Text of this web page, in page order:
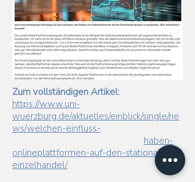
Zum vollständigen Artikel:
https://www.uni-
wuerzburg.de/aktuelles/einblick/single/ne
ws/welchen-einfluss-
haben-
onlineplattformen-auf-den-stationaeren-
einzelhandel/